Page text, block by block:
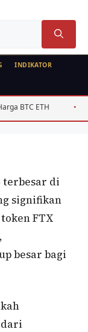
INDIKATOR
USD/IDR
terbesar di
signifikan
FTX
besar bagi